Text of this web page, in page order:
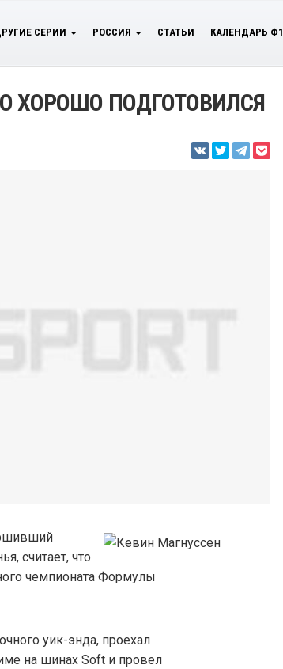
СЕРИИ РОССИЯ СТАТЬИ КАЛЕНДАРЬ Ф1
ХОРОШО ПОДГОТОВИЛСЯ
считает, что
чемпионата Формулы
уик-энда, проехал
на шинах Soft и провел